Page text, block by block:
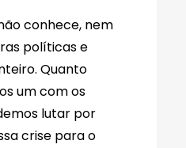
conhece, nem
políticas e
Quanto
um com os
lutar por
crise para o